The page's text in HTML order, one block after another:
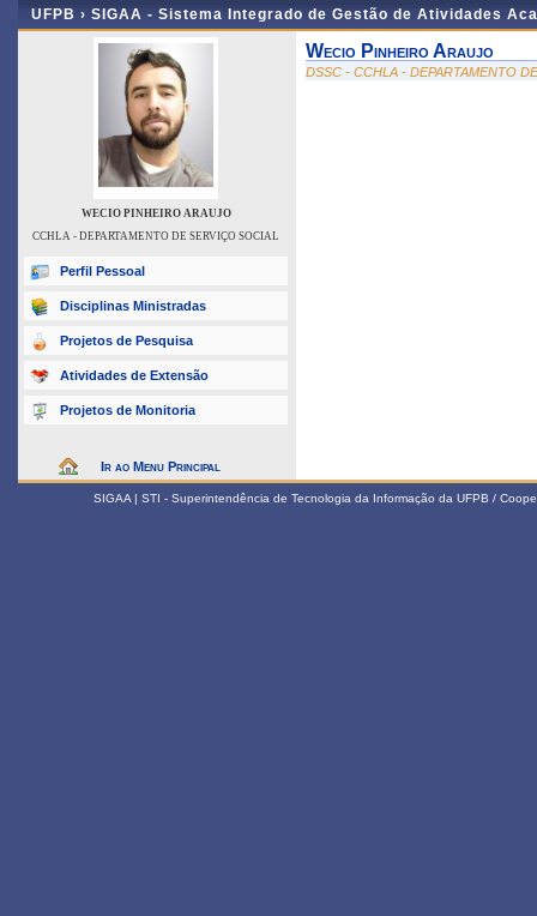
UFPB › SIGAA - Sistema Integrado de Gestão de Atividades
WECIO PINHEIRO ARAUJO
CCHLA - DEPARTAMENTO DE SERVIÇO SOCIAL
Perfil Pessoal
Disciplinas Ministradas
Projetos de Pesquisa
Atividades de Extensão
Projetos de Monitoria
Ir ao Menu Principal
Wecio Pinheiro Araujo
DSSC - CCHLA - DEPARTAMENTO
SIGAA | STI - Superintendência de Tecnologia da Informação da UFPB /